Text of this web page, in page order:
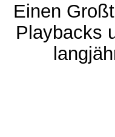
Einen
Playbacks